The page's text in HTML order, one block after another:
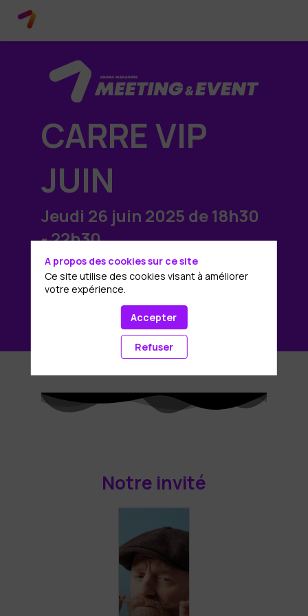
CARRE VIP
JUIN
Jeudi 26 juin 2025 de 18h30
- 22h30
Les inscriptions sont closes.
Notre invité
A propos des cookies sur ce site
Ce site utilise des cookies visant à améliorer
votre expérience.
Accepter
Refuser